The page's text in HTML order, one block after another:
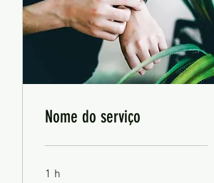
Nome do serviço
1 h